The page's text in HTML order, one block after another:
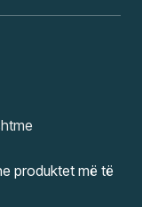
produktet më të